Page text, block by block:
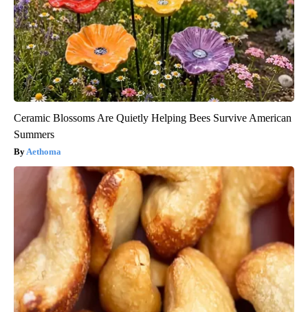
Ceramic Blossoms Are Quietly Helping Bees Survive American
Summers
Aethoma